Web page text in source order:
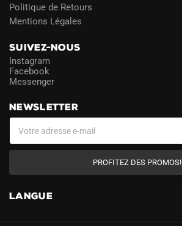
Politique de Retours
Mentions Légales
SUIVEZ-NOUS
Instagram
Facebook
Messenger
NEWSLETTER
PROFITEZ DES PROMOS!
LANGUE